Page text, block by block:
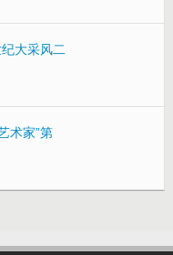
大采风二
术家”第